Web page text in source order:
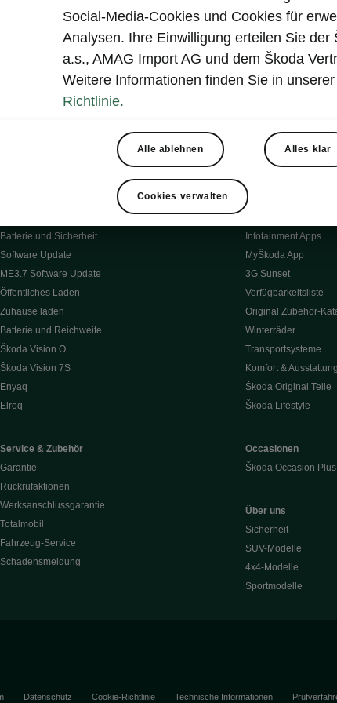
E-Fahrzeug Service & Wartungen
Batterie und Sicherheit
Software Update
ME3.7 Software Update
Öffentliches Laden
Zuhause laden
Batterie und Reichweite
Škoda Vision O
Škoda Vision 7S
Enyaq
Elroq
Service & Zubehör
Garantie
Rückrufaktionen
Werksanschlussgarantie
Totalmobil
Fahrzeug-Service
Schadensmeldung
Škoda Connect
Infotainment Apps
MyŠkoda App
3G Sunset
Verfügbarkeitsliste
Original Zubehör-
Winterräder
Transportsysteme
Komfort & Ausstattung
Škoda Original Teile
Škoda Lifestyle
Occasionen
Škoda Occasion Plus
Über uns
Sicherheit
SUV-Modelle
4x4-Modelle
Sportmodelle
Datenschutz Cookie-Richtlinie Technische Informationen
Social-Media-Cookies und Cookies für
Analysen. Ihre Einwilligung erteilen Sie der
a.s., AMAG Import AG und dem Škoda
Weitere Informationen finden Sie in unserer
Richtlinie.
Alle ablehnen Alles klar
Cookies verwalten